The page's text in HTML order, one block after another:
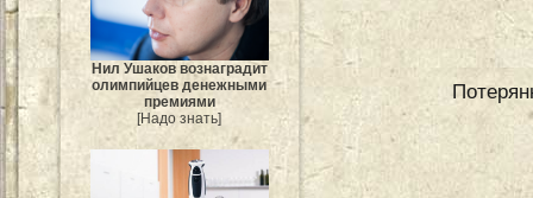
Нил Ушаков вознаградит
олимпийцев денежными
премиями
[Надо знать]